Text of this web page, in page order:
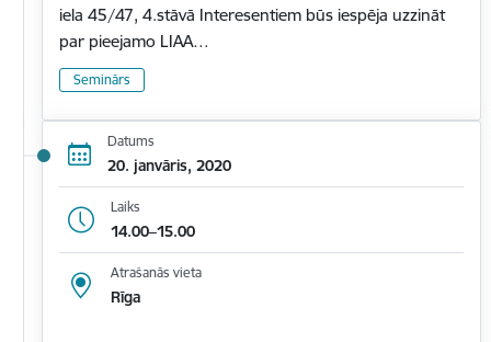
iela 45/47, 4.stāvā Interesentiem būs iespēja uzzināt
par pieejamo LIAA…
Seminārs
Datums
20. janvāris, 2020
Laiks
14.00–15.00
Atrašanās vieta
Rīga